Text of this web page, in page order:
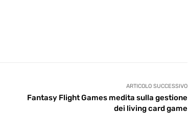
ARTICOLO SUCCESSIVO
Fantasy Flight Games medita sulla gestione
dei living card game